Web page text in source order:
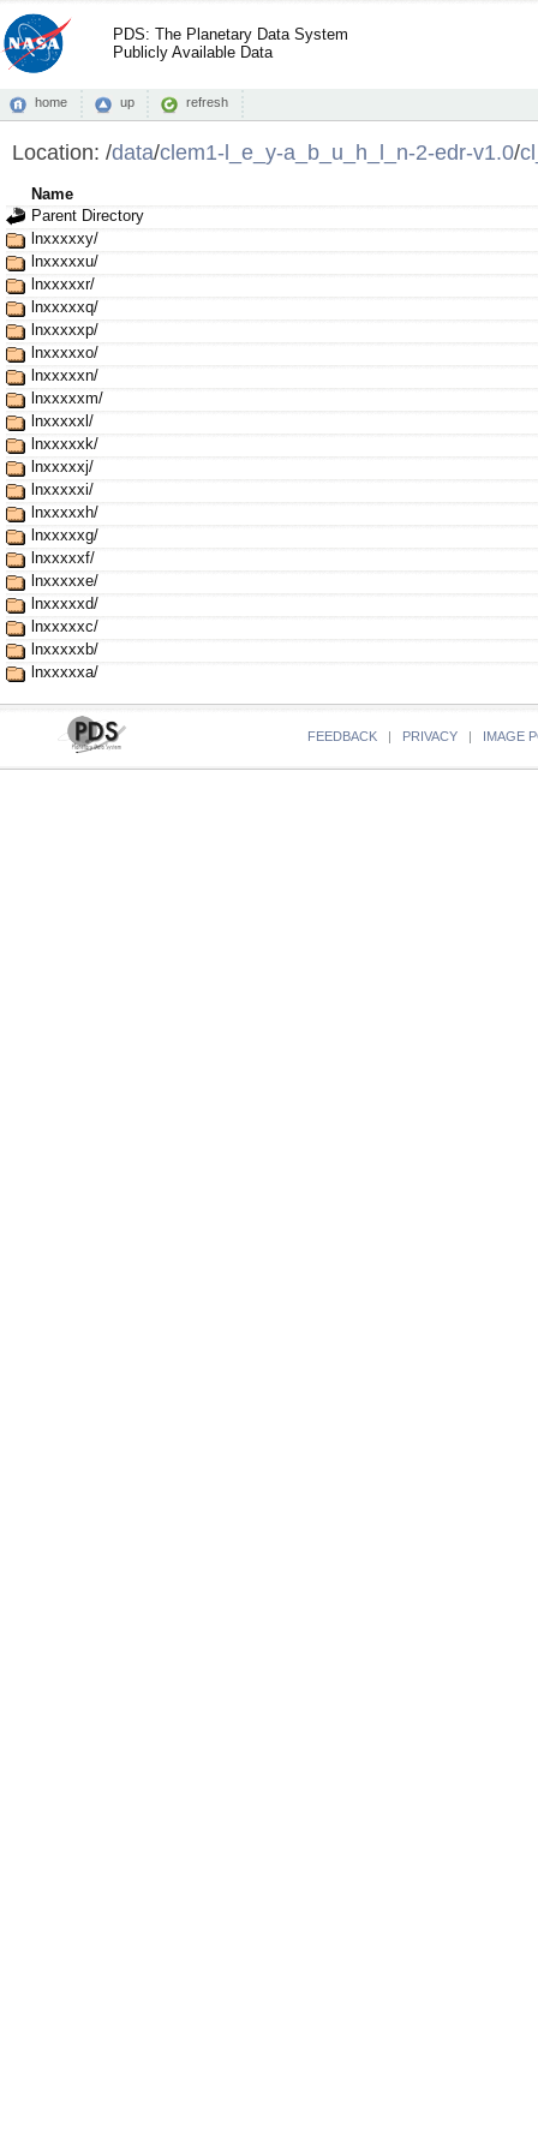
PDS: The Planetary Data System
Publicly Available Data
home up refresh
Location: /data/clem1-l_e_y-a_b_u_h_l_n-2-edr-v1.0/
Name
Parent Directory
lnxxxxxy/
lnxxxxxu/
lnxxxxxr/
lnxxxxxq/
lnxxxxxp/
lnxxxxxo/
lnxxxxxn/
lnxxxxxm/
lnxxxxxl/
lnxxxxxk/
lnxxxxxj/
lnxxxxxi/
lnxxxxxh/
lnxxxxxg/
lnxxxxxf/
lnxxxxxe/
lnxxxxxd/
lnxxxxxc/
lnxxxxxb/
lnxxxxxa/
FEEDBACK | PRIVACY | IMAGE